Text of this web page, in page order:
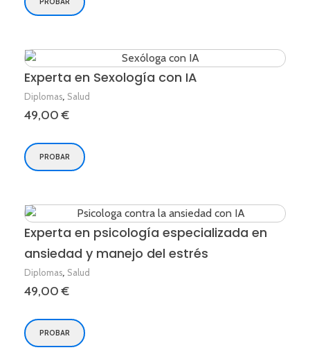
Experta en Sexología con IA
Diplomas, Salud
49,00€
PROBAR
Experta en psicología especializada en
ansiedad y manejo del estrés
Diplomas, Salud
49,00€
PROBAR